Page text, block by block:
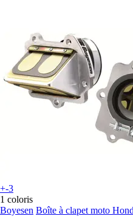
+-3
1 coloris
Boyesen Boîte à clapet moto